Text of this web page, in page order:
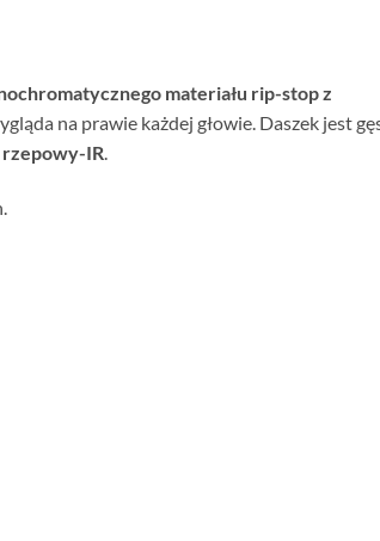
materiału rip-stop z
na prawie każdej głowie. Daszek jest
rzepowy-IR.